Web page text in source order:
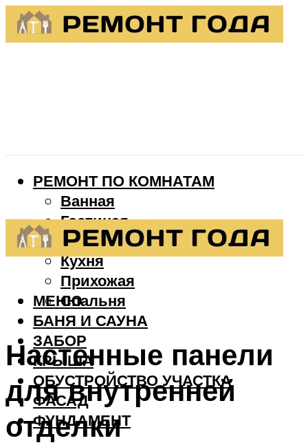
РЕМОНТ ПО КОМНАТАМ
Ванная
Гостиная
Детская
Кухня
Прихожая
Спальня
БАНЯ И САУНА
ЗАБОР
КРЫША
ОБУСТРОЙСТВО УЧАСТКА
ФАСАД
ФУНДАМЕНТ
МЕНЮ
Настенные панели
для внутренней
отделки